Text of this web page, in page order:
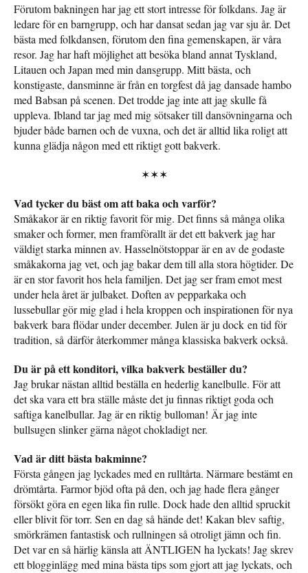
Förutom bakningen har jag ett stort intresse för folkdans. Jag är
ledare för en barngrupp, och har dansat sedan jag var sju år. Det
bästa med folkdansen, förutom den fina gemenskapen, är våra
resor. Jag har haft möjlighet att besöka bland annat Tyskland,
Litauen och Japan med min dansgrupp. Mitt bästa, och
konstigaste, dansminne är från en torgfest då jag dansade hambo
med Babsan på scenen. Det trodde jag inte att jag skulle få
uppleva. Ibland tar jag med mig sötsaker till dansövningarna och
bjuder både barnen och de vuxna, och det är alltid lika roligt att
kunna glädja någon med ett riktigt gott bakverk.
✶✶✶
Vad tycker du bäst om att baka och varför?
Småkakor är en riktig favorit för mig. Det finns så många olika
smaker och former, men framförallt är det ett bakverk jag har
väldigt starka minnen av. Hasselnötstoppar är en av de godaste
småkakorna jag vet, och jag bakar dem till alla stora högtider. De
är en stor favorit hos hela familjen. Det jag ser fram emot mest
under hela året är julbaket. Doften av pepparkaka och
lussebullar gör mig glad i hela kroppen och inspirationen för nya
bakverk bara flödar under december. Julen är ju dock en tid för
tradition, så därför återkommer många klassiska bakverk också.
Du är på ett konditori, vilka bakverk beställer du?
Jag brukar nästan alltid beställa en hederlig kanelbulle. För att
det ska vara ett bra ställe måste det ju finnas riktigt goda och
saftiga kanelbullar. Jag är en riktig bulloman! Är jag inte
bullsugen slinker gärna något chokladigt ner.
Vad är ditt bästa bakminne?
Första gången jag lyckades med en rulltårta. Närmare bestämt en
drömtårta. Farmor bjöd ofta på den, och jag hade flera gånger
försökt göra en egen lika fin rulle. Dock hade den alltid spruckit
eller blivit för torr. Sen en dag så hände det! Kakan blev saftig,
smörkrämen fantastisk och rullningen så otroligt jämn och fin.
Det var en så härlig känsla att ÄNTLIGEN ha lyckats! Jag skrev
ett blogginlägg med mina bästa tips som gjort att jag lyckats, och